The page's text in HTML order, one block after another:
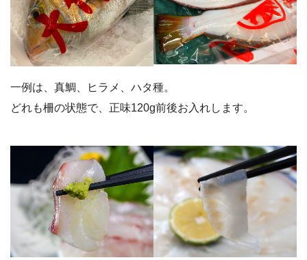
一例は、真鯛、ヒラメ、ハタ種。
どれも柵の状態で、正味120g前後お入れします。